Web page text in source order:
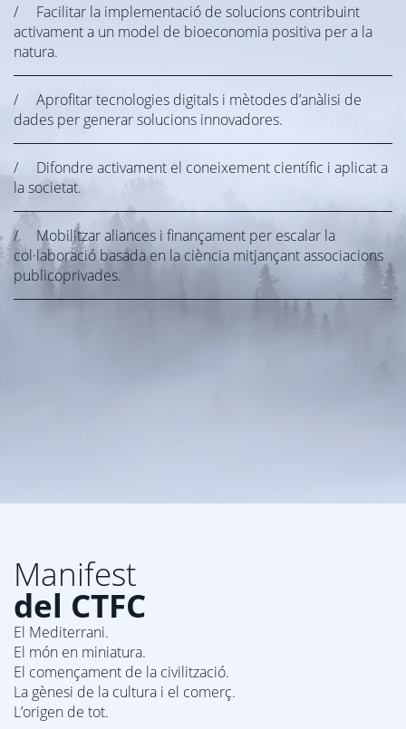
/ Facilitar la implementació de solucions contribuint
activament a un model de bioeconomia positiva per a la
natura.
/ Aprofitar tecnologies digitals i mètodes d’anàlisi de
dades per generar solucions innovadores.
/ Difondre activament el coneixement científic i aplicat a
la societat.
/ Mobilitzar aliances i finançament per escalar la
col·laboració basada en la ciència mitjançant associacions
publicoprivades.
Manifest
del CTFC
El Mediterrani.
El món en miniatura.
El començament de la civilització.
La gènesi de la cultura i el comerç.
L’origen de tot.